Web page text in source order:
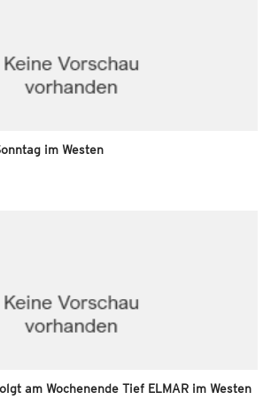
im Westen
am Wochenende Tief ELMAR im Westen